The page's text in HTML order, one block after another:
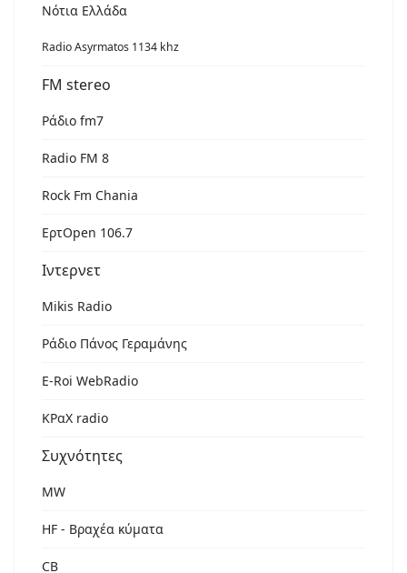
Νότια Ελλάδα
Radio Asyrmatos 1134 khz
FM stereo
Ράδιο fm7
Radio FM 8
Rock Fm Chania
ΕρτOpen 106.7
Ιντερνετ
Mikis Radio
Ράδιο Πάνος Γεραμάνης
Ε-Roi WebRadio
ΚΡαΧ radio
Συχνότητες
MW
HF - Βραχέα κύματα
CB